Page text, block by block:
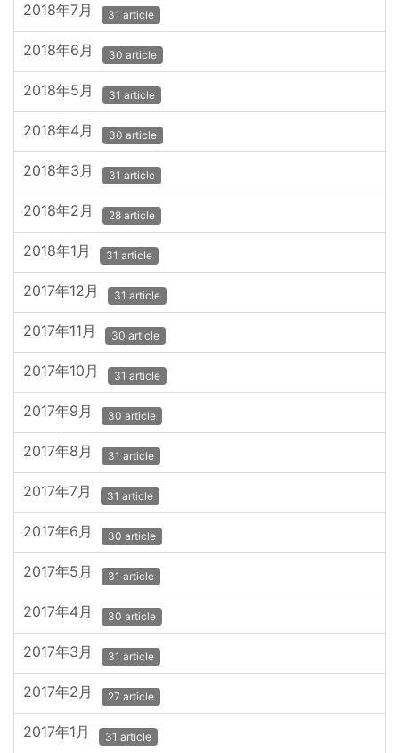
2018年7月 31 article
2018年6月 30 article
2018年5月 31 article
2018年4月 30 article
2018年3月 31 article
2018年2月 28 article
2018年1月 31 article
2017年12月 31 article
2017年11月 30 article
2017年10月 31 article
2017年9月 30 article
2017年8月 31 article
2017年7月 31 article
2017年6月 30 article
2017年5月 31 article
2017年4月 30 article
2017年3月 31 article
2017年2月 27 article
2017年1月 31 article